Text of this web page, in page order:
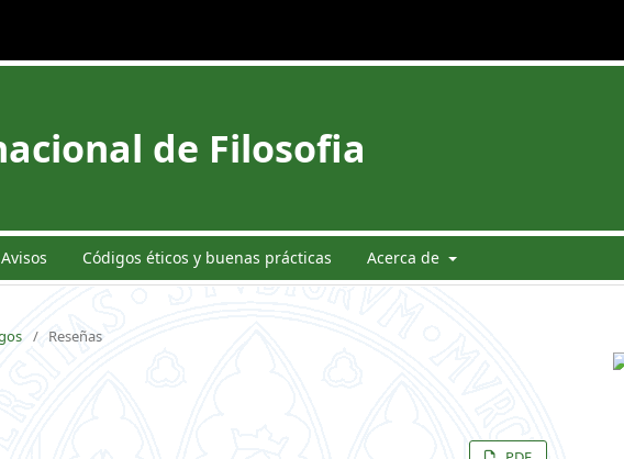
de Filosofia
Avisos Códigos éticos y buenas prácticas Acerca de
/ Reseñas